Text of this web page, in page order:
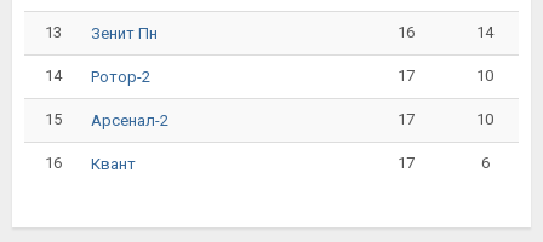
13 Зенит Пн 16 14
14 Ротор-2 17 10
15 Арсенал-2 17 10
16 Квант 17 6